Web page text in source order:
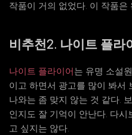
작품이 거의 없었다. 이 작품은
비추천2. 나이트 플라
나이트 플라이어는 유명 소설
이고 하면서 광고를 많이 봐서
나와는 좀 맞지 않는 것 같다.
인지도 잘 기억이 안난다. 다
고 싶지는 않다.